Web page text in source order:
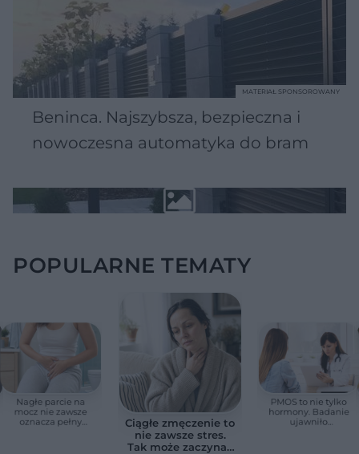
Beninca. Najszybsza, bezpieczna i
nowoczesna automatyka do bram
MATERIAŁ SPONSOROWANY
POPULARNE TEMATY
Nagłe parcie na
mocz nie zawsze
oznacza pełny
Ciągłe zmęczenie to
nie zawsze stres.
Tak może zaczynać
PMOS to nie tylko
hormony. Badanie
ujawniło